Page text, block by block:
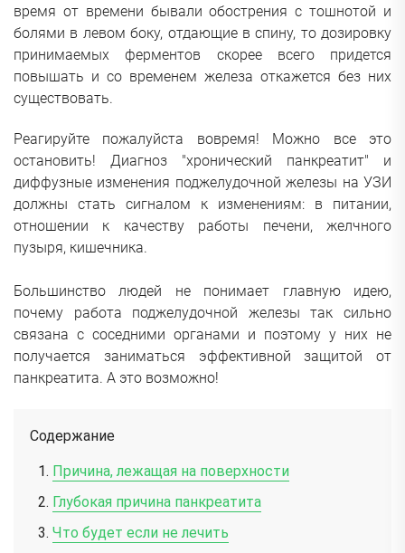
время от времени бывали обострения с тошнотой и
болями в левом боку, отдающие в спину, то дозировку
принимаемых ферментов скорее всего придется
повышать и со временем железа откажется без них
существовать.
Реагируйте пожалуйста вовремя! Можно все это
остановить! Диагноз "хронический панкреатит" и
диффузные изменения поджелудочной железы на УЗИ
должны стать сигналом к изменениям: в питании,
отношении к качеству работы печени, желчного
пузыря, кишечника.
Большинство людей не понимает главную идею,
почему работа поджелудочной железы так сильно
связана с соседними органами и поэтому у них не
получается заниматься эффективной защитой от
панкреатита. А это возможно!
Содержание
Причина, лежащая на поверхности
Глубокая причина панкреатита
Что будет если не лечить